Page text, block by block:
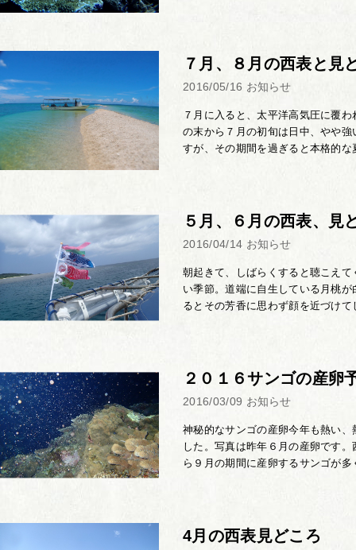
７月、８月の西表と見
2016/05/16 お知らせ
７月に入ると、太平洋高気圧に覆
の末から７月の初旬は日中、やや
すが、その期間を過ぎると本格的
５月、６月の西表、見
2016/04/14 お知らせ
朝起きて、しばらくすると聴こえ
い季節。道端に自生している月桃
るとその芳香に思わず顔を近づけ
２０１６サンゴの産卵
2016/03/09 お知らせ
神秘的なサンゴの産卵今年も熱い
した。写真は昨年６月の産卵です
ら９月の期間に産卵するサンゴが
4月の西表見どころ